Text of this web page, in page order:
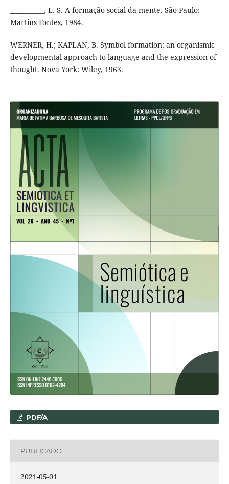
___________, L. S. A formação social da mente. São Paulo:
Martins Fontes, 1984.
WERNER, H.; KAPLAN, B. Symbol formation: an organismic
developmental approach to language and the expression of
thought. Nova York: Wiley, 1963.
PDF/A
PUBLICADO
2021-05-01